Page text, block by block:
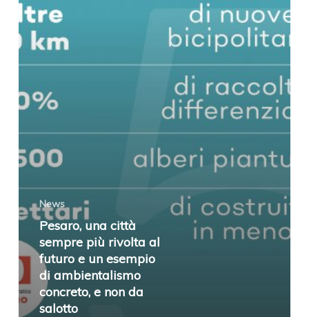
rivolta
al
futuro
e
esempio
di
ambientalismo
concreto,
non
da
salotto
News
Pesaro, una città
sempre più rivolta al
futuro e un esempio
di ambientalismo
concreto, e non da
salotto